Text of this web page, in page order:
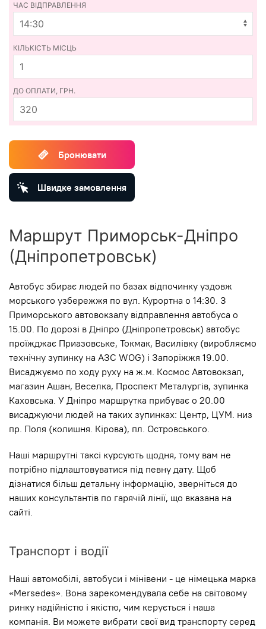
ЧАС ВІДПРАВЛЕННЯ
КІЛЬКІСТЬ МІСЦЬ
ДО ОПЛАТИ, ГРН.
320
Бронювати
Швидке замовлення
Маршрут Приморськ-Дніпро
(Дніпропетровськ)
Автобус збирає людей по базах відпочинку уздовж
морського узбережжя по вул. Курортна о 14:30. З
Приморського автовокзалу відправлення автобуса о
15.00. По дорозі в Дніпро (Дніпропетровськ) автобус
проїжджає Приазовське, Токмак, Василівку (виробляємо
технічну зупинку на АЗС WOG) і Запоріжжя 19.00.
Висаджуємо по ходу руху на ж.м. Космос Автовокзал,
магазин Ашан, Веселка, Проспект Металургів, зупинка
Каховська. У Дніпро маршрутка прибуває о 20.00
висаджуючи людей на таких зупинках: Центр, ЦУМ. низ
пр. Поля (колишня. Кірова), пл. Островського.
Наші маршрутні таксі курсують щодня, тому вам не
потрібно підлаштовуватися під певну дату. Щоб
дізнатися більш детальну інформацію, зверніться до
наших консультантів по гарячій лінії, що вказана на
сайті.
Транспорт і водії
Наші автомобілі, автобуси і мінівени - це німецька марка
«Mersedes». Вона зарекомендувала себе на світовому
ринку надійністю і якістю, чим керується і наша
компанія. Ви можете вибрати свої вид транспорту серед